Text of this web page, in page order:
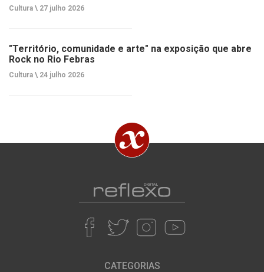
Cultura \ 27 julho 2026
"Território, comunidade e arte" na exposição que abre
Rock no Rio Febras
Cultura \ 24 julho 2026
CATEGORIAS